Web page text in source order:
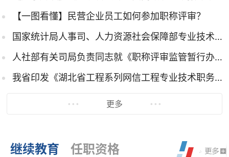
【一图看懂】民营企业员工如何参加职称评审？
国家统计局人事司、人力资源社会保障部专业技术人员管理司...
人社部有关司局负责同志就《职称评审监管暂行办法》答记者问
我省印发《湖北省工程系列网信工程专业技术职务任职资格申...
更多
继续教育 任职资格